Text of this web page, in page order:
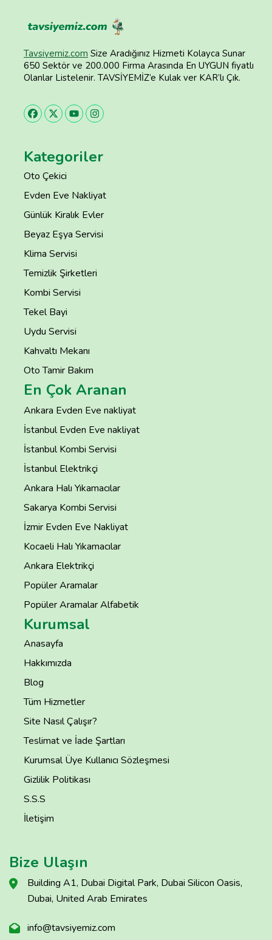
Tavsiyemiz.com Size Aradığınız Hizmeti Kolayca Sunar
650 Sektör ve 200.000 Firma Arasında En UYGUN fiyatlı
Olanlar Listelenir. TAVSİYEMİZ’e Kulak ver KAR’lı Çık.
Kategoriler
Oto Çekici
Evden Eve Nakliyat
Günlük Kiralık Evler
Beyaz Eşya Servisi
Klima Servisi
Temizlik Şirketleri
Kombi Servisi
Tekel Bayi
Uydu Servisi
Kahvaltı Mekanı
Oto Tamir Bakım
En Çok Aranan
Ankara Evden Eve nakliyat
İstanbul Evden Eve nakliyat
İstanbul Kombi Servisi
İstanbul Elektrikçi
Ankara Halı Yıkamacılar
Sakarya Kombi Servisi
İzmir Evden Eve Nakliyat
Kocaeli Halı Yıkamacılar
Ankara Elektrikçi
Popüler Aramalar
Popüler Aramalar Alfabetik
Kurumsal
Anasayfa
Hakkımızda
Blog
Tüm Hizmetler
Site Nasıl Çalışır?
Teslimat ve İade Şartları
Kurumsal Üye Kullanıcı Sözleşmesi
Gizlilik Politikası
S.S.S
İletişim
Bize Ulaşın
Building A1, Dubai Digital Park, Dubai Silicon Oasis,
Dubai, United Arab Emirates
info@tavsiyemiz.com